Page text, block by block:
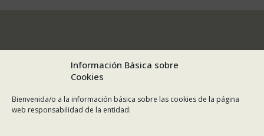
Información Básica sobre
Cookies
Bienvenida/o a la información básica sobre las cookies de la página
web responsabilidad de la entidad: